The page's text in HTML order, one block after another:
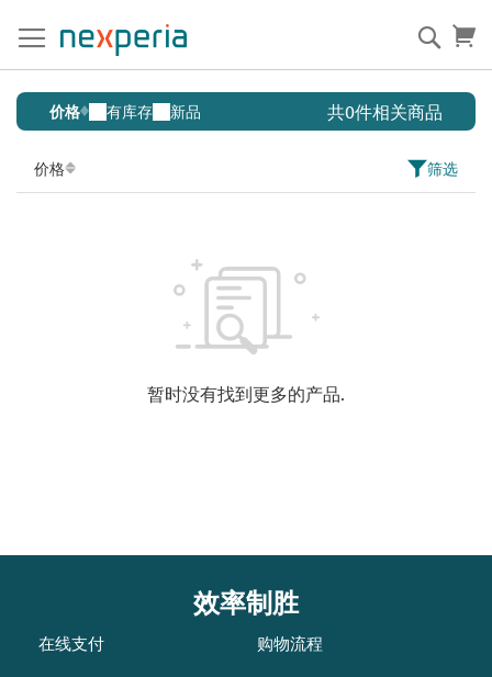
到
内
容
搜
索
ASFETs
for
Motor
Control
价格 有库存 新品 共0件相关商品
价格 筛选
暂时没有找到更多的产品.
效率制胜
在线支付 购物流程